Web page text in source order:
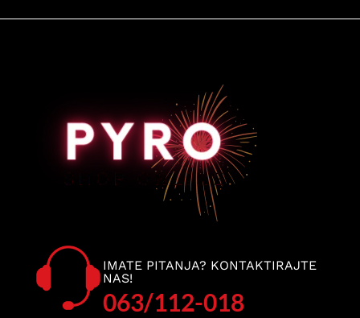
IMATE PITANJA? KONTAKTIRAJTE
NAS!
063/112-018